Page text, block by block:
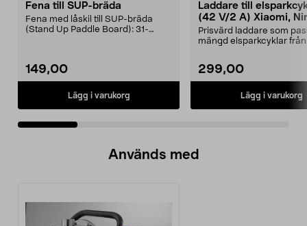
Fena till SUP-bräda
Fena med låskil till SUP-bräda
(Stand Up Paddle Board): 31-
149,00
Lägg i varukorg
Laddare till
(42 V/2 A) Xiaomi,
E-Way m.fl.
Prisvärd laddare som
mängd elsparkcyklar från
299,00
Lägg i varukorg
Används med